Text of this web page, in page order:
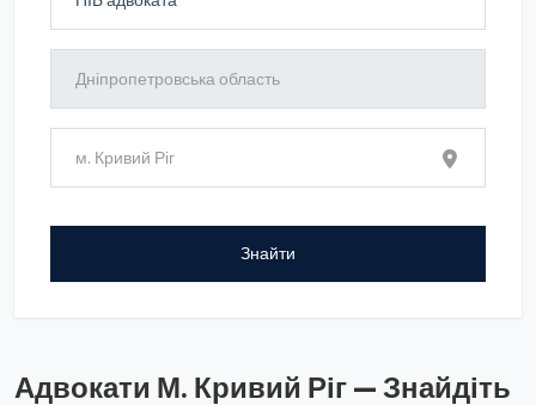
Адвокати М. Кривий Ріг — Знайдіть